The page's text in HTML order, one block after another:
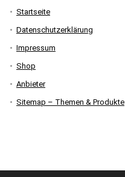
Startseite
Datenschutzerklärung
Impressum
Shop
Anbieter
Sitemap – Themen & Produkte